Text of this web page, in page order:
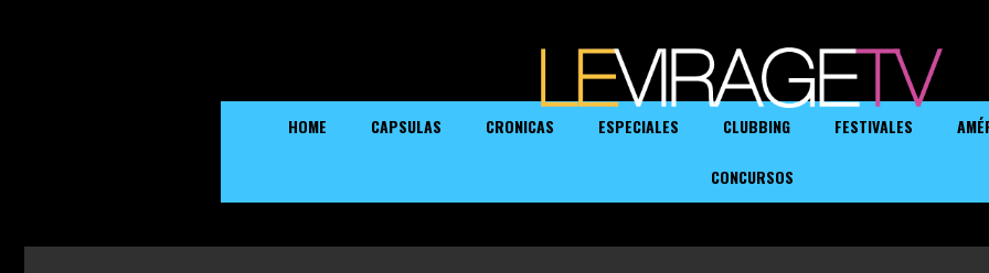
HOME CAPSULAS CRONICAS ESPECIALES CLUBBING FESTIVALES
CONCURSOS